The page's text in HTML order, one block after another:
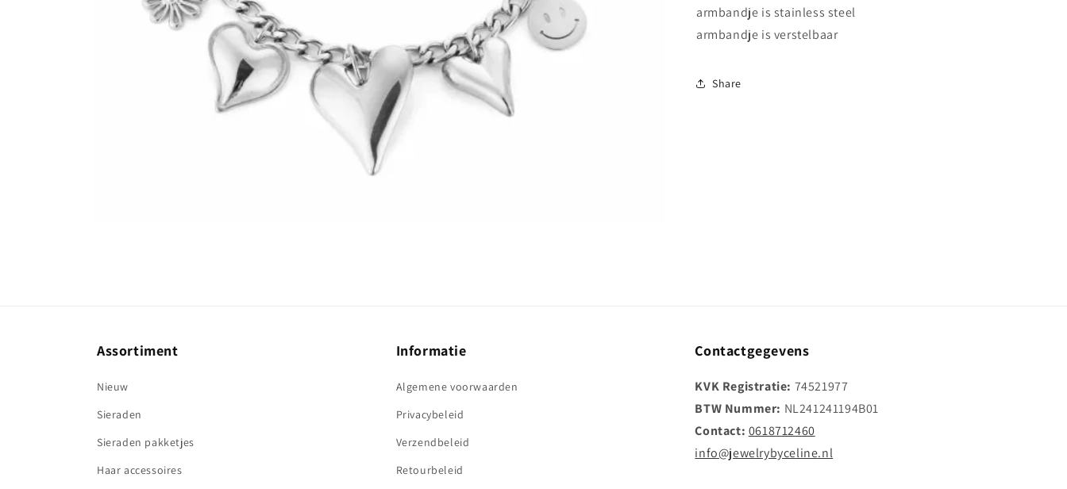
zilverkleurigzilverkleurig
armbandje is stainless steel
armbandje is verstelbaar
Share
Assortiment
Nieuw
Sieraden
Sieraden pakketjes
Haar accessoires
Informatie
Algemene voorwaarden
Privacybeleid
Verzendbeleid
Retourbeleid
Contactgegevens
KVK Registratie: 74521977
BTW Nummer: NL241241194B01
Contact: 0618712460
info@jewelrybyceline.nl